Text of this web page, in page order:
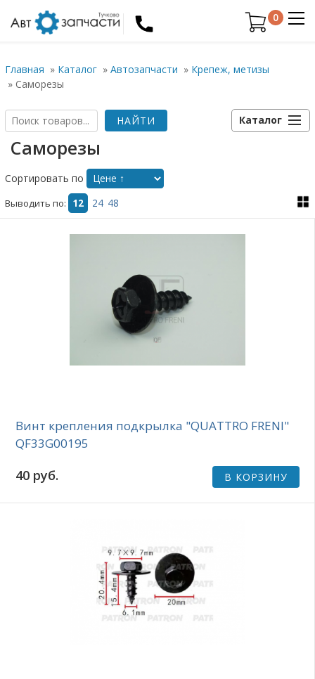
0
Главная » Каталог »Автозапчасти » Крепеж, метизы
» Саморезы
Каталог
Саморезы
Сортировать по
Выводить по:
12 24 48
Винт крепления подкрылка "QUATTRO FRENI"
QF33G00195
40 руб. В КОРЗИНУ